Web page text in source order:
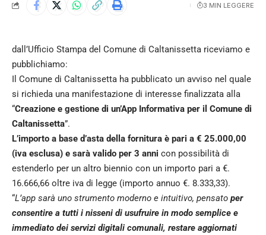
3 MIN LEGGERE
dall’Ufficio Stampa del Comune di Caltanissetta riceviamo e
pubblichiamo:
Il Comune di Caltanissetta ha pubblicato un avviso nel quale
si richieda una manifestazione di interesse finalizzata alla
“Creazione e gestione di un’App Informativa per il Comune di
Caltanissetta”.
L’importo a base d’asta della fornitura è pari a € 25.000,00
(iva esclusa) e sarà valido per 3 anni con possibilità di
estenderlo per un altro biennio con un importo pari a €.
16.666,66 oltre iva di legge (importo annuo €. 8.333,33).
“L’app sarà uno strumento moderno e intuitivo, pensato per
consentire a tutti i nisseni di usufruire in modo semplice e
immediato dei servizi digitali comunali, restare aggiornati